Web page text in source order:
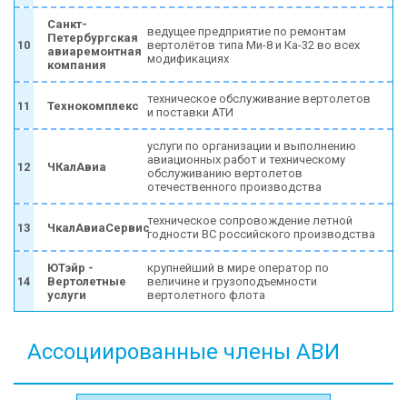
10
Санкт-
Петербургская
авиаремонтная
компания
ведущее предприятие по ремонтам
вертолётов типа Ми-8 и Ка-32 во всех
модификациях
11 Технокомплекс
техническое обслуживание вертолетов
и поставки АТИ
12 ЧКалАвиа
услуги по организации и выполнению
авиационных работ и техническому
обслуживанию вертолетов
отечественного производства
13 ЧкалАвиаСервистехническое сопровождение летной
годности ВС российского производства
14
ЮТэйр -
Вертолетные
услуги
крупнейший в мире оператор по
величине и грузоподъемности
вертолетного флота
Ассоциированные члены АВИ